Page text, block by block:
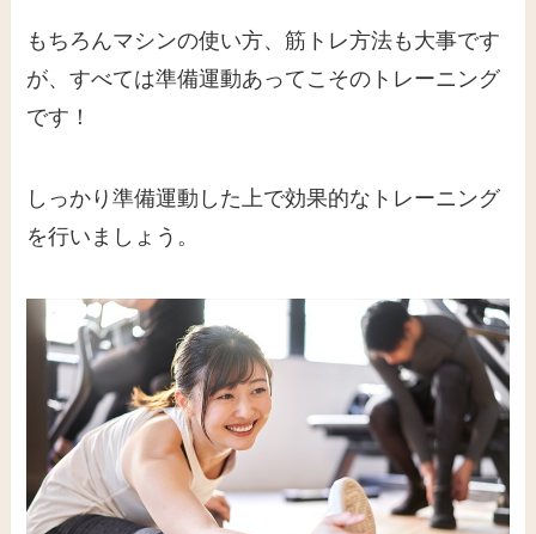
もちろんマシンの使い方、筋トレ方法も大事です
が、すべては準備運動あってこそのトレーニング
です！
しっかり準備運動した上で効果的なトレーニング
を行いましょう。